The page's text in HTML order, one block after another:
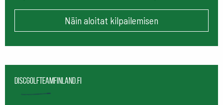
Näin aloitat kilpailemisen
Discgolfteamfinland.fi